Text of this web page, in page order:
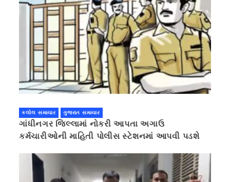
કલોલ સમાચાર ગુજરાત સમાચાર
ગાંધીનગર જિલ્લામાં નોકરી આપતા અગાઉ
કર્મચારીઓની માહિતી પોલીસ સ્ટેશનમાં આપવી પડશે